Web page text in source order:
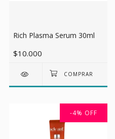
Rich Plasma Serum 30ml
$10.000
-4% OFF